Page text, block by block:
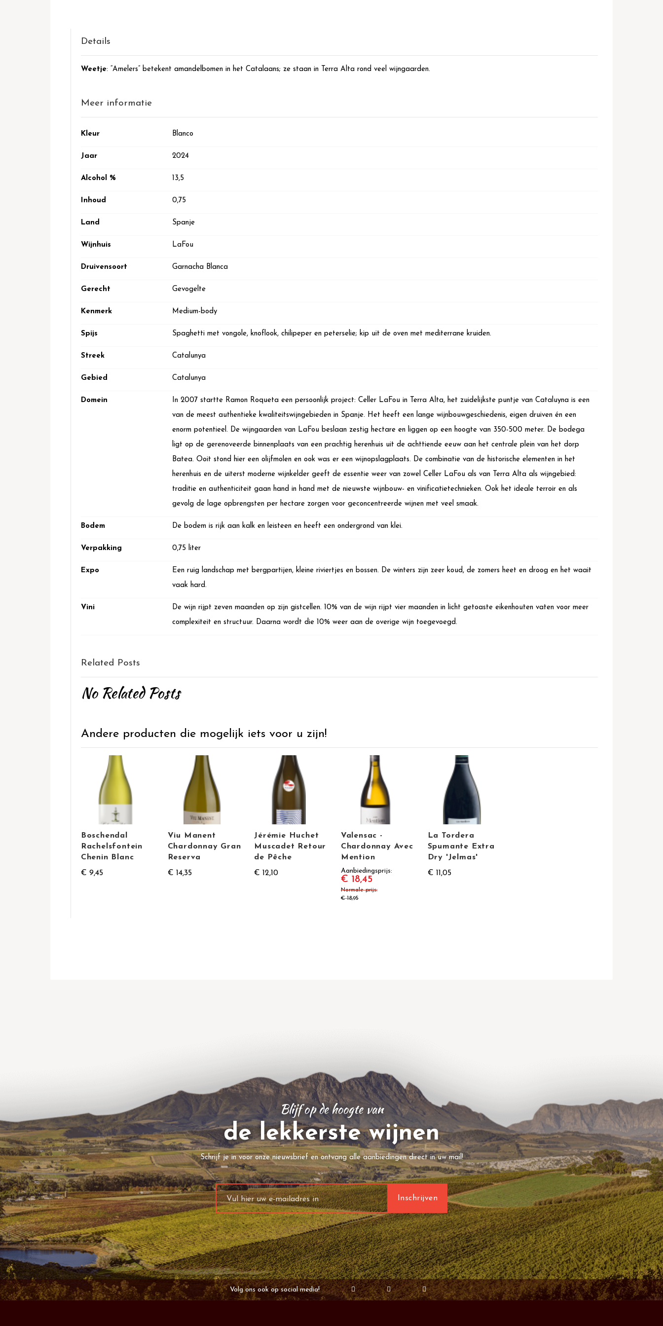
gallerij
Details
Weetje: “Amelers” betekent amandelbomen in het Catalaans; ze staan in Terra Alta rond veel wijngaarden.
Meer informatie
Meer
Kleur Blanco
Jaar 2024
Alcohol % 13,5
Inhoud 0,75
Land Spanje
Wijnhuis LaFou
Druivensoort Garnacha Blanca
Gerecht Gevogelte
Kenmerk Medium-body
Spijs Spaghetti met vongole, knoflook, chilipeper en peterselie; kip uit de oven met mediterrane kruiden.
Streek Catalunya
Gebied Catalunya
Domein
In 2007 startte Ramon Roqueta een persoonlijk project: Celler LaFou in Terra Alta, het zuidelijkste puntje van Cataluyna is een
van de meest authentieke kwaliteitswijngebieden in Spanje. Het heeft een lange wijnbouwgeschiedenis, eigen druiven én een
enorm potentieel. De wijngaarden van LaFou beslaan zestig hectare en liggen op een hoogte van 350-500 meter. De bodega
ligt op de gerenoveerde binnenplaats van een prachtig herenhuis uit de achttiende eeuw aan het centrale plein van het dorp
Batea. Ooit stond hier een olijfmolen en ook was er een wijnopslagplaats. De combinatie van de historische elementen in het
herenhuis en de uiterst moderne wijnkelder geeft de essentie weer van zowel Celler LaFou als van Terra Alta als wijngebied:
traditie en authenticiteit gaan hand in hand met de nieuwste wijnbouw- en vinificatietechnieken. Ook het ideale terroir en als
gevolg de lage opbrengsten per hectare zorgen voor geconcentreerde wijnen met veel smaak.
Bodem De bodem is rijk aan kalk en leisteen en heeft een ondergrond van klei.
Verpakking 0,75 liter
Expo
Een ruig landschap met bergpartijen, kleine riviertjes en bossen. De winters zijn zeer koud, de zomers heet en droog en het waait
vaak hard.
Vini
De wijn rijpt zeven maanden op zijn gistcellen. 10% van de wijn rijpt vier maanden in licht getoaste eikenhouten vaten voor meer
complexiteit en structuur. Daarna wordt die 10% weer aan de overige wijn toegevoegd.
Related Posts
No Related Posts
Andere producten die mogelijk iets voor u zijn!
Boschendal
Rachelsfontein
Chenin Blanc
€ 9,45
Viu Manent
Chardonnay Gran
Reserva
€ 14,35
Jérémie Huchet
Muscadet Retour
de Pêche
€ 12,10
Valensac -
Chardonnay Avec
Mention
Aanbiedingsprijs
€ 18,45
Normale prijs
€ 18,95
La Tordera
Spumante Extra
Dry 'Jelmas'
€ 11,05
Blijf op de hoogte van
de lekkerste wijnen
Schrijf je in voor onze nieuwsbrief en ontvang alle aanbiedingen direct in uw mail!
Volg ons ook op social media!